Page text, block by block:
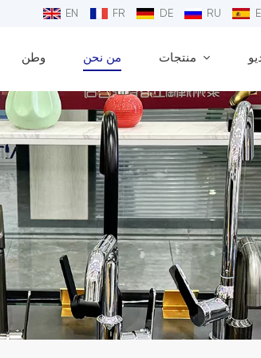
EN FR DE RU
وطن من نحن